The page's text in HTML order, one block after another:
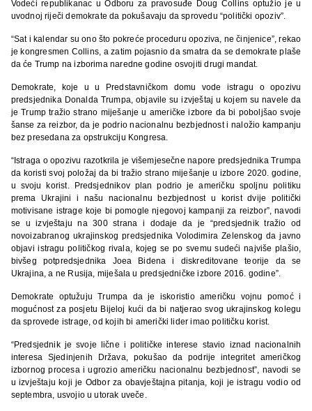
Vodeći republikanac u Odboru za pravosuđe Doug Collins optužio je u
uvodnoj riječi demokrate da pokušavaju da sprovedu “politički opoziv”.
“Sat i kalendar su ono što pokreće proceduru opoziva, ne činjenice”, rekao
je kongresmen Collins, a zatim pojasnio da smatra da se demokrate plaše
da će Trump na izborima naredne godine osvojiti drugi mandat.
Demokrate, koje u u Predstavničkom domu vode istragu o opozivu
predsjednika Donalda Trumpa, objavile su izvještaj u kojem su navele da
je Trump tražio strano miješanje u američke izbore da bi poboljšao svoje
šanse za reizbor, da je podrio nacionalnu bezbjednost i naložio kampanju
bez presedana za opstrukciju Kongresa.
“Istraga o opozivu razotkrila je višemjesečne napore predsjednika Trumpa
da koristi svoj položaj da bi tražio strano miješanje u izbore 2020. godine,
u svoju korist. Predsjednikov plan podrio je američku spoljnu politiku
prema Ukrajini i našu nacionalnu bezbjednost u korist dvije politički
motivisane istrage koje bi pomogle njegovoj kampanji za reizbor”, navodi
se u izvještaju na 300 strana i dodaje da je “predsjednik tražio od
novoizabranog ukrajinskog predsjednika Volodimira Zelenskog da javno
objavi istragu političkog rivala, kojeg se po svemu sudeći najviše plašio,
bivšeg potpredsjednika Joea Bidena
i diskreditovane teorije da se
Ukrajina, a ne Rusija, miješala u predsjedničke izbore 2016. godine”.
Demokrate optužuju Trumpa da je iskoristio američku vojnu pomoć i
mogućnost za posjetu Bijeloj kući da bi natjerao svog ukrajinskog kolegu
da sprovede istrage, od kojih bi američki lider imao političku korist.
“Predsjednik je svoje lične i političke interese stavio iznad nacionalnih
interesa Sjedinjenih Država, pokušao da podrije integritet američkog
izbornog procesa i ugrozio američku nacionalnu bezbjednost”, navodi se
u izvještaju koji je Odbor za obavještajna pitanja, koji je istragu vodio od
septembra, usvojio u utorak uveče.